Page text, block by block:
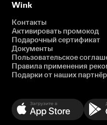
Wink
Контакты
Активировать промокод
Подарочный сертификат
Документы
Пользовательское
Правила применения
Подарки от наших